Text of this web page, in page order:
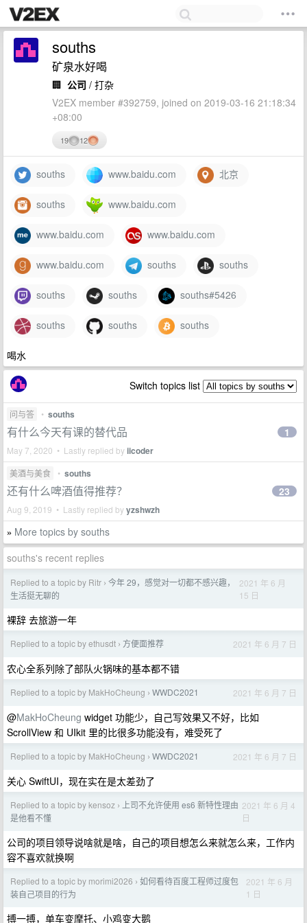
souths
矿泉水好喝
🏢 公司 / 打杂
V2EX member #392759, joined on 2019-03-16 21:18:34
+08:00
19 12
souths www.baidu.com 北京
souths www.baidu.com
www.baidu.com www.baidu.com
www.baidu.com souths souths
souths souths souths#5426
souths souths souths
喝水
Switch topics list
问与答 • souths
有什么今天有课的替代品
May 7, 2020 • Lastly replied byiicoder
1
美酒与美食 • souths
还有什么啤酒值得推荐？
Aug 9, 2019 • Lastly replied byyzshwzh
23
» More topics by souths
souths's recent replies
Replied to a topic by Ritr › 今年 29，感觉对一切都不感兴趣，
生活挺无聊的
2021 年 6 月
15 日
裸辞 去旅游一年
Replied to a topic by ethusdt › 方便面推荐 2021 年 6 月 7 日
农心全系列除了部队火锅味的基本都不错
Replied to a topic by MakHoCheung › WWDC2021 2021 年 6 月 7 日
@MakHoCheung widget 功能少，自己写效果又不好，比如
ScrollView 和 UIkit 里的比很多功能没有，难受死了
Replied to a topic by MakHoCheung › WWDC2021 2021 年 6 月 7 日
关心 SwiftUI，现在实在是太差劲了
Replied to a topic by kensoz ›
上司不允许使用 es6 新特性理由
是他看不懂
2021 年 6 月 4
日
公司的项目领导说啥就是啥，自己的项目想怎么来就怎么来，工作内
容不喜欢就换啊
Replied to a topic by morimi2026 › 如何看待百度工程师过度包
装自己项目的行为
2021 年 6 月
1 日
搏一搏，单车变摩托、小鸡变大鹅